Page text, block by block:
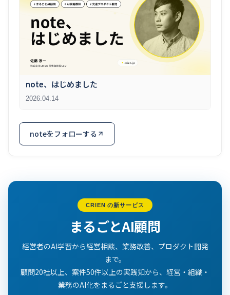
note、はじめました
2026.04.14
noteをフォローする
CRIEN の新サービス
まるごとAI顧問
経営者のAI学習から経営相談、業務改善、プロダクト開発
まで。
顧問20社以上、案件50件以上の実践知から、経営・組織・
業務のAI化をまるごと支援します。